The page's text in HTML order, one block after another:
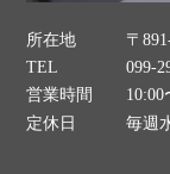
所在地
〒
TEL
099-
営業時間
10:00
定休日
毎週